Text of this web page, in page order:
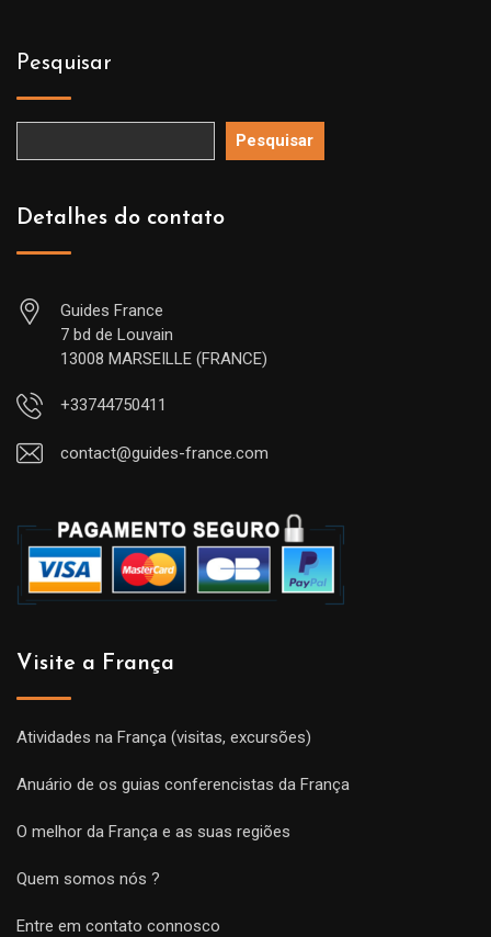
Pesquisar
Pesquisar
Detalhes do contato
Guides France
7 bd de Louvain
13008 MARSEILLE (FRANCE)
+33744750411
contact@guides-france.com
Visite a França
Atividades na França (visitas, excursões)
Anuário de os guias conferencistas da França
O melhor da França e as suas regiões
Quem somos nós ?
Entre em contato connosco